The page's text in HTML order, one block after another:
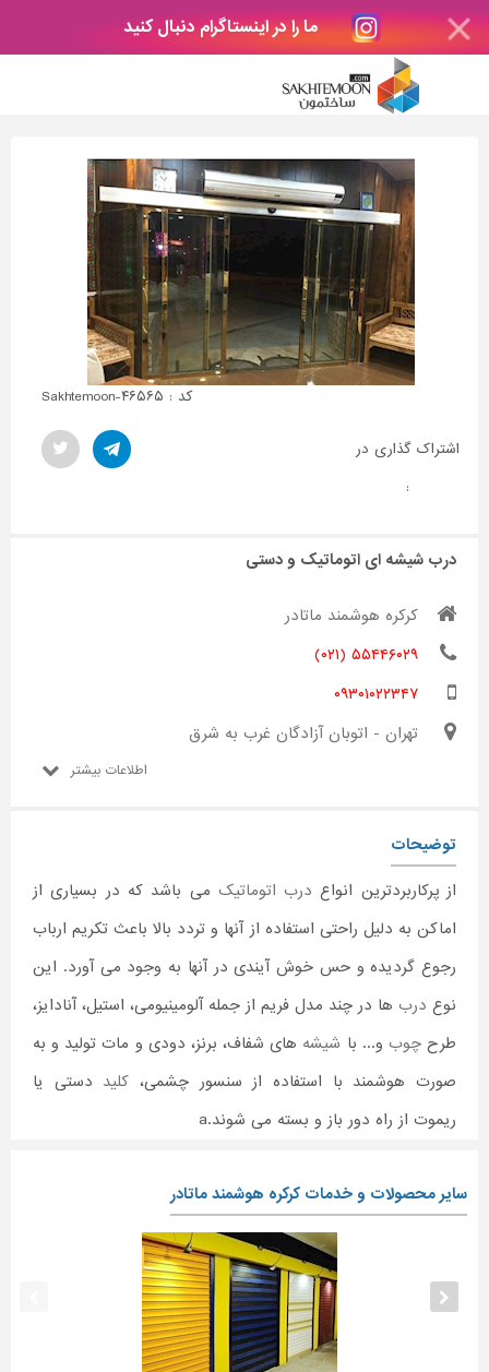
ما را در اینستاگرام دنبال کنید
کد : Sakhtemoon-۴۶۵۶۵
اشتراک گذاری در
:
درب شیشه ای اتوماتیک و دستی
کرکره هوشمند ماتادر
۵۵۴۴۶۰۲۹ (۰۲۱)
۰۹۳۰۱۰۲۲۳۴۷
تهران - اتوبان آزادگان غرب به شرق
اطلاعات بیشتر
توضیحات
از پرکاربردترین انواع درب اتوماتیک می باشد که در بسیاری از
اماکن به دلیل راحتی استفاده از آنها و تردد بالا باعث تکریم ارباب
رجوع گردیده و حس خوش آیندی در آنها به وجود می آورد. این
نوع درب ها در چند مدل فریم از جمله آلومینیومی، استیل، آنادایز،
طرحچوب و... با شیشه های شفاف، برنز، دودی و مات تولید و به
صورت هوشمند با استفاده از سنسور چشمی، کلید دستی یا
ریموت از راه دور باز و بسته می شوند.a
سایر محصولات و خدمات کرکره هوشمند ماتادر